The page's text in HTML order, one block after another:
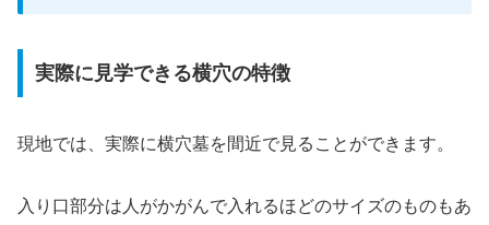
実際に見学できる横穴の特徴
現地では、実際に横穴墓を間近で見ることができます。
入り口部分は人がかがんで入れるほどのサイズのものもあ